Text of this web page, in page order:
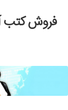
Skip
to
Skip
to
فروش کتب
خانه
#97 (بدون عنوان)